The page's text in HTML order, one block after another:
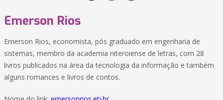
Emerson Rios
Emerson Rios, economista, pós graduado em engenharia de
sistemas, membro da academia niteroiense de letras, com 28
livros publicados na área da tecnologia da informação e também
alguns romances e livros de contos.